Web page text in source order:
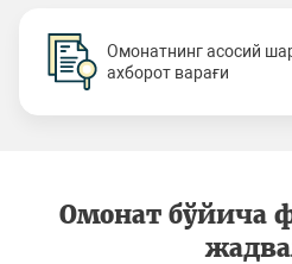
Омонатнинг асосий
ахборот варағи
Омонат бўйича